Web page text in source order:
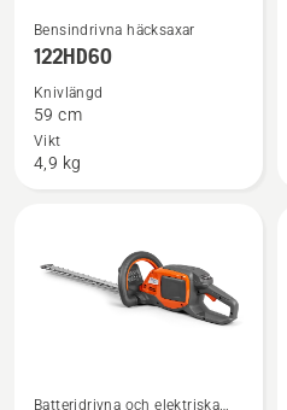
Se
mer
om
122HD60
Bensindrivna häcksaxar
122HD60
Knivlängd
59 cm
Vikt
4,9 kg
Batteridrivna och elektriska